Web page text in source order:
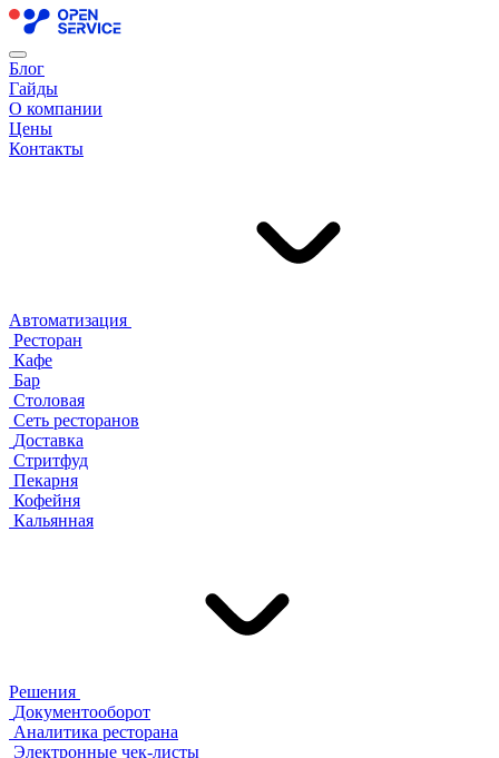
Блог
Гайды
О компании
Цены
Контакты
Автоматизация
Ресторан
Кафе
Бар
Столовая
Сеть ресторанов
Доставка
Стритфуд
Пекарня
Кофейня
Кальянная
Решения
Документооборот
Аналитика ресторана
Электронные чек-листы